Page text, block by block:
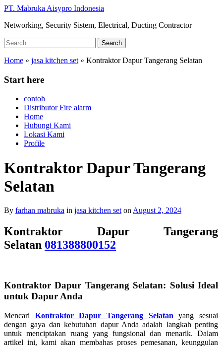
Skip
main
PT. Mabruka Aisypro Indonesia
Networking, Security Sistem, Electrical, Ducting Contractor
Search
for:
Search
Home » jasa kitchen set » Kontraktor Dapur Tangerang Selatan
Start here
contoh
Distributor Fire alarm
Home
Hubungi Kami
Lokasi Kami
Profile
Kontraktor Dapur Tangerang
Selatan
By farhan mabruka in jasa kitchen set on August 2, 2024
Kontraktor Dapur Tangerang
Selatan 081388800152
Kontraktor Dapur Tangerang Selatan: Solusi Ideal
untuk Dapur Anda
Mencari Kontraktor Dapur Tangerang Selatan yang sesuai
dengan gaya dan kebutuhan dapur Anda adalah langkah penting
untuk menciptakan ruang yang fungsional dan menarik. Dalam
artikel ini, kami akan membahas proses pemesanan, keunggulan